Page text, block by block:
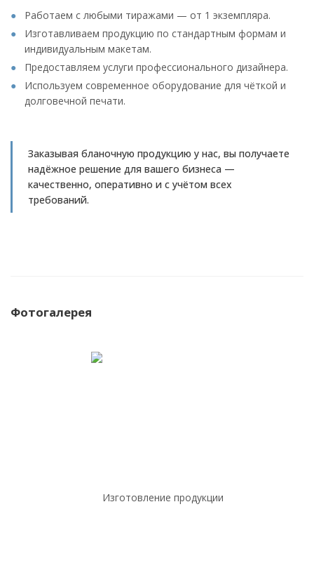
Работаем с любыми тиражами — от 1 экземпляра.
Изготавливаем продукцию по стандартным формам и
индивидуальным макетам.
Предоставляем услуги профессионального дизайнера.
Используем современное оборудование для чёткой и
долговечной печати.
Заказывая бланочную продукцию у нас, вы получаете
надёжное решение для вашего бизнеса —
качественно, оперативно и с учётом всех
требований.
Фотогалерея